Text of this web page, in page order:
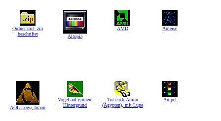
Ordner mit .zip
beschriftet
Altopia
AMD Ameise
AOL-Logo, braun
Vogel auf grünem
Hintergrund
Tut-ench-Amun
(Ägypten), mit Lupe
Ampel